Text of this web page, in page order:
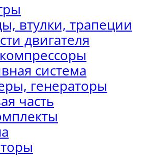
втулки, трапеции
двигателя
система
генераторы
часть